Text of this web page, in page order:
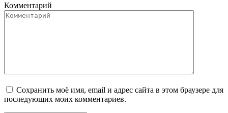
Комментарий
Сохранить моё имя, email и адрес сайта в этом браузере для
последующих моих комментариев.